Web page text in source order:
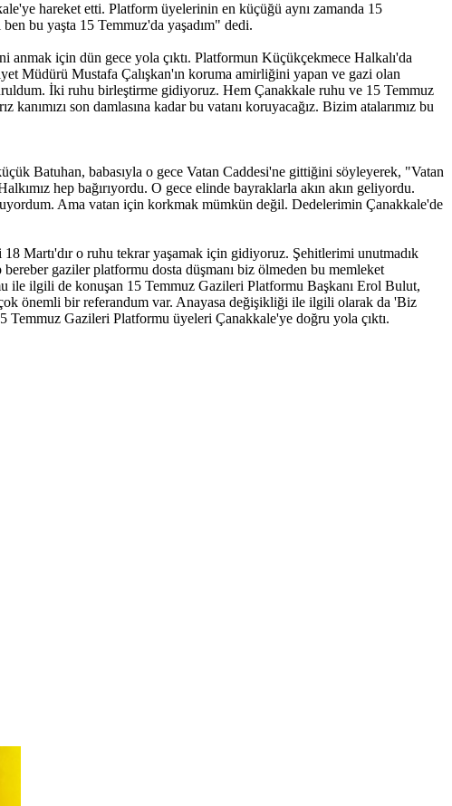
hareket etti. Platform üyelerinin en küçüğü aynı zamanda 15
bu yaşta 15 Temmuz'da yaşadım" dedi.
anmak için dün gece yola çıktı. Platformun Küçükçekmece Halkalı'da
Müdürü Mustafa Çalışkan'ın koruma amirliğini yapan ve gazi olan
İki ruhu birleştirme gidiyoruz. Hem Çanakkale ruhu ve 15 Temmuz
son damlasına kadar bu vatanı koruyacağız. Bizim atalarımız bu
Batuhan, babasıyla o gece Vatan Caddesi'ne gittiğini söyleyerek, "Vatan
hep bağırıyordu. O gece elinde bayraklarla akın akın geliyordu.
Ama vatan için korkmak mümkün değil. Dedelerimin Çanakkale'de
Martı'dır o ruhu tekrar yaşamak için gidiyoruz. Şehitlerimi unutmadık
gaziler platformu dosta düşmanı biz ölmeden bu memleket
ile ilgili de konuşan 15 Temmuz Gazileri Platformu Başkanı Erol Bulut,
önemli bir referandum var. Anayasa değişikliği ile ilgili olarak da 'Biz
Temmuz Gazileri Platformu üyeleri Çanakkale'ye doğru yola çıktı.